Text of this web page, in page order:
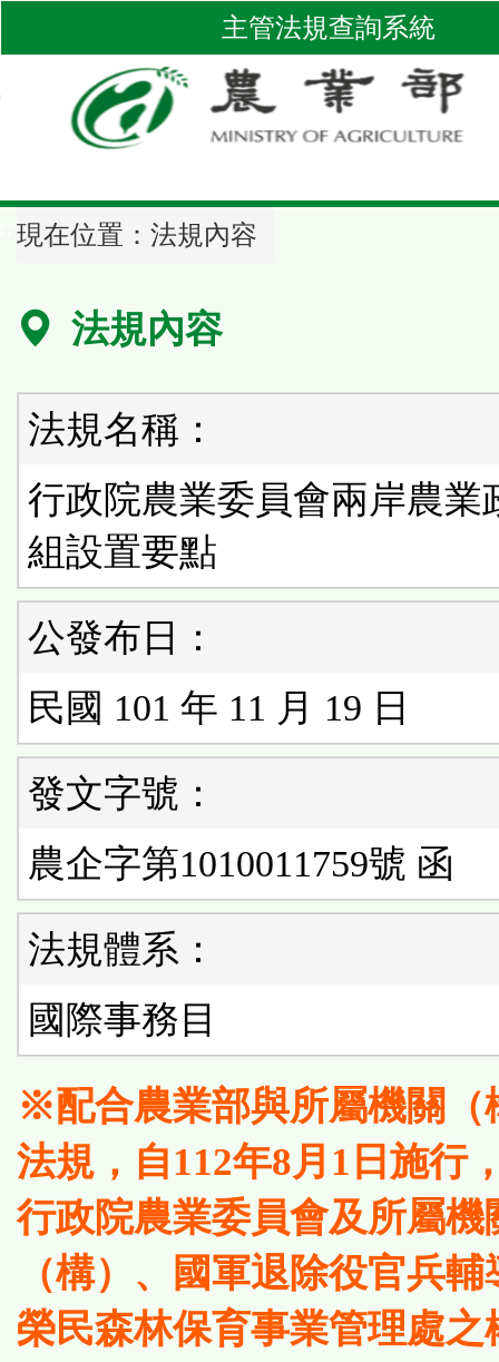
到
區
塊
主管法規查詢系統
現在位置： 法規內容
法規內容
法規名稱：
行政院農業委員會兩岸農業
組設置要點
公發布日：
民國 101 年 11 月 19 日
發文字號：
農企字第1010011759號 函
法規體系：
國際事務目
※配合農業部與所屬機關（
法規，自112年8月1日施行
行政院農業委員會及所屬機
（構）、國軍退除役官兵
榮民森林保育事業管理處之